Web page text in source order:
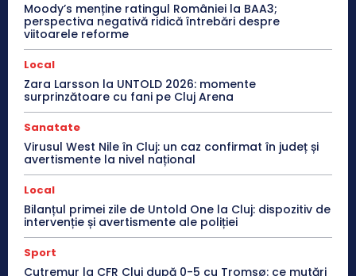
Moody’s menține ratingul României la BAA3;
perspectiva negativă ridică întrebări despre
viitoarele reforme
Local
Zara Larsson la UNTOLD 2026: momente
surprinzătoare cu fani pe Cluj Arena
Sanatate
Virusul West Nile în Cluj: un caz confirmat în județ și
avertismente la nivel național
Local
Bilanțul primei zile de Untold One la Cluj: dispozitiv de
intervenție și avertismente ale poliției
Sport
Cutremur la CFR Cluj după 0-5 cu Tromsø: ce mutări